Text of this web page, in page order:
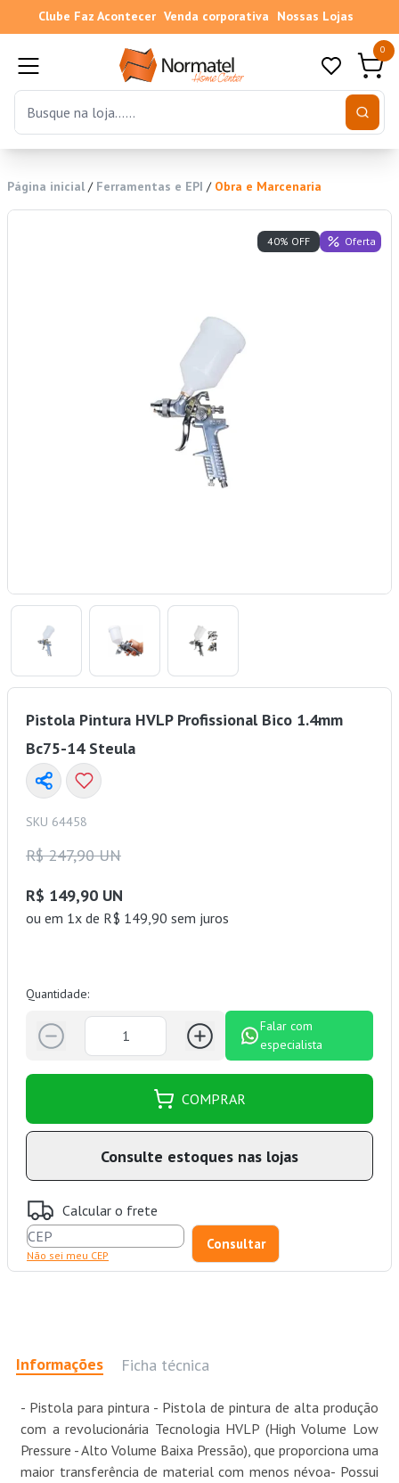
Clube Faz Acontecer Venda corporativa Nossas Lojas
0
Página inicial / Ferramentas e EPI / Obra e Marcenaria
40% OFF Oferta
Pistola Pintura HVLP Profissional Bico 1.4mm
Bc75-14 Steula
SKU 64458
R$ 247,90 UN
R$ 149,90 UN
ou em 1x de R$ 149,90 sem juros
Quantidade:
Falar com
especialista
COMPRAR
Consulte estoques nas lojas
Calcular o frete
Não sei meu CEP
Informações Ficha técnica
- Pistola para pintura - Pistola de pintura de alta produção
com a revolucionária Tecnologia HVLP (High Volume Low
Pressure - Alto Volume Baixa Pressão), que proporciona uma
maior transferência de material com menos névoa- Possui